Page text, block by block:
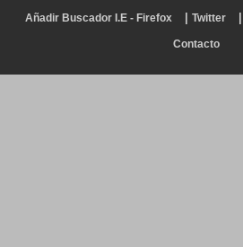
Añadir Buscador I.E - Firefox Twitter
Contacto